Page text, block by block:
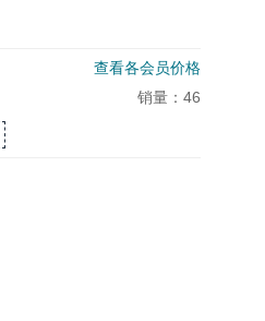
查看各会员价格
销量： 46